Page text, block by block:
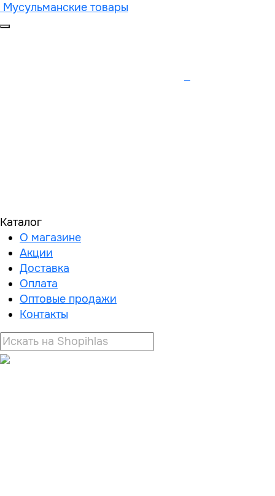
Мусульманские товары
Каталог
О магазине
Акции
Доставка
Оплата
Оптовые продажи
Контакты